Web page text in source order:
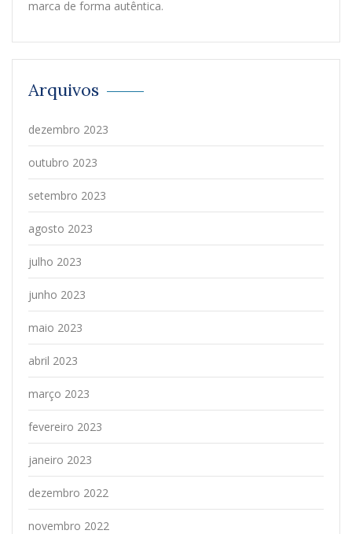
marca de forma autêntica.
Arquivos
dezembro 2023
outubro 2023
setembro 2023
agosto 2023
julho 2023
junho 2023
maio 2023
abril 2023
março 2023
fevereiro 2023
janeiro 2023
dezembro 2022
novembro 2022